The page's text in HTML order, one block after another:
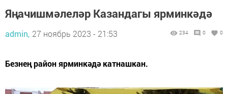
Яңачишмәлеләр Казандагы ярминкәдә
admin, 27 ноябрь 2023 - 21:53 234 0 0
Безнең район ярминкәдә катнашкан.